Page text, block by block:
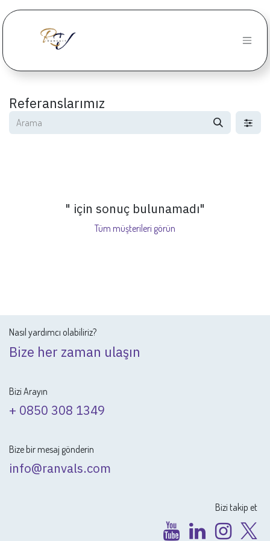
İçereği Atla
Referanslarımız
" için sonuç bulunamadı"
Tüm müşterileri görün
Nasıl yardımcı olabiliriz?
Bize her zaman ulaşın
Bizi Arayın
+ 0850 308 1349
Bize bir mesaj gönderin
info@ranvals.com
Bizi takip et